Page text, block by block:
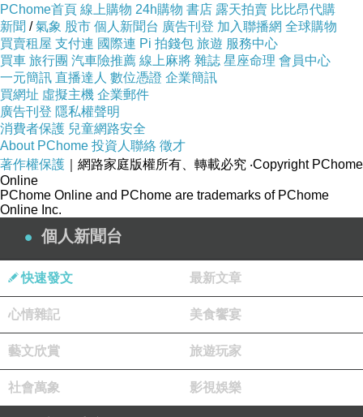
PChome首頁 線上購物 24h購物 書店 露天拍賣 比比昂代購
新聞 /氣象 股市 個人新聞台 廣告刊登 加入聯播網 全球購物
買賣租屋 支付連 國際連 Pi 拍錢包 旅遊 服務中心
買車 旅行團 汽車險推薦 線上麻將 雜誌 星座命理 會員中心
一元簡訊 直播達人 數位憑證 企業簡訊
買網址 虛擬主機 企業郵件
廣告刊登 隱私權聲明
消費者保護 兒童網路安全
About PChome 投資人聯絡 徵才
著作權保護 ｜網路家庭版權所有、轉載必究 ‧Copyright PChome
Online
PChome Online and PChome are trademarks of PChome
Online Inc.
個人新聞台
快速發文 最新文章
心情雜記 美食饗宴
藝文欣賞 旅遊玩家
社會萬象 影視娛樂